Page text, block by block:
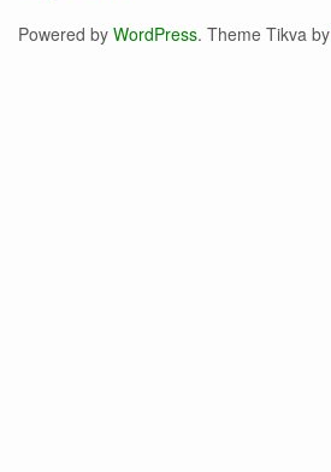
Powered by WordPress. Theme Tikva by